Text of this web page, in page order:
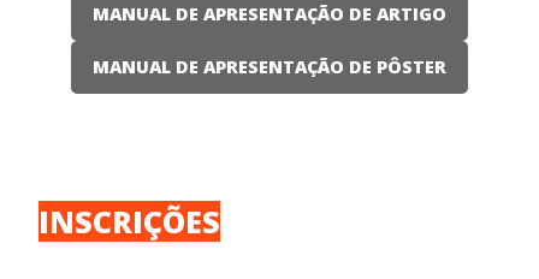
MANUAL DE APRESENTAÇÃO DE ARTIGO
MANUAL DE APRESENTAÇÃO DE PÔSTER
INSCRIÇÕES